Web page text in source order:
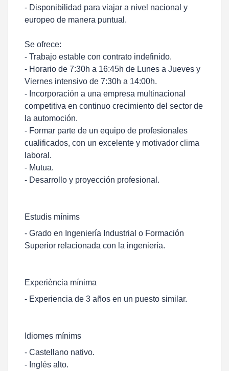
- Disponibilidad para viajar a nivel nacional y
europeo de manera puntual.
Se ofrece:
- Trabajo estable con contrato indefinido.
- Horario de 7:30h a 16:45h de Lunes a Jueves y
Viernes intensivo de 7:30h a 14:00h.
- Incorporación a una empresa multinacional
competitiva en continuo crecimiento del sector de
la automoción.
- Formar parte de un equipo de profesionales
cualificados, con un excelente y motivador clima
laboral.
- Mutua.
- Desarrollo y proyección profesional.
Estudis mínims
- Grado en Ingeniería Industrial o Formación
Superior relacionada con la ingeniería.
Experiència mínima
- Experiencia de 3 años en un puesto similar.
Idiomes mínims
- Castellano nativo.
- Inglés alto.